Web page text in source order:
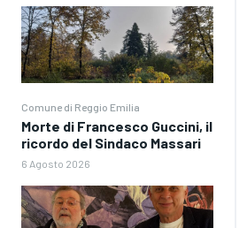
Comune di Reggio Emilia
Morte di Francesco Guccini, il
ricordo del Sindaco Massari
6 Agosto 2026